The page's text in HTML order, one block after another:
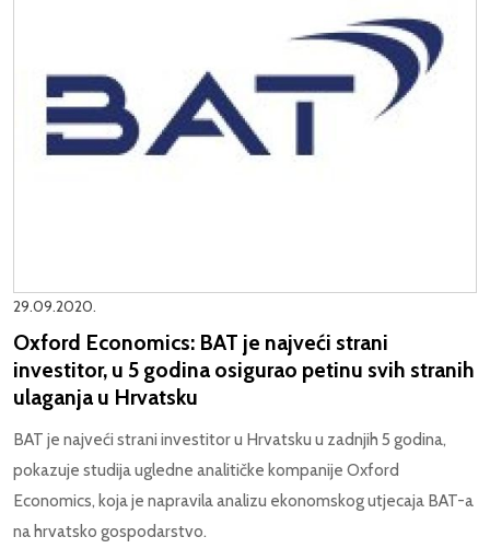
29.09.2020.
Oxford Economics: BAT je najveći strani
investitor, u 5 godina osigurao petinu svih stranih
ulaganja u Hrvatsku
BAT je najveći strani investitor u Hrvatsku u zadnjih 5 godina,
pokazuje studija ugledne analitičke kompanije Oxford
Economics, koja je napravila analizu ekonomskog utjecaja BAT-a
na hrvatsko gospodarstvo.